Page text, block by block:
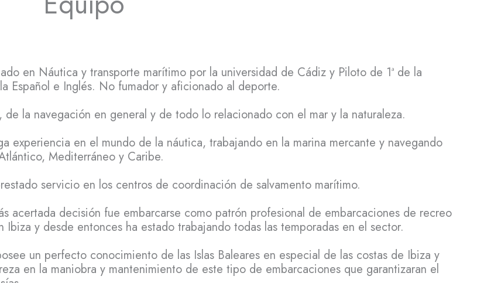
en Náutica y transporte marítimo por la universidad de Cádiz y Piloto de 1ª de la
Español e Inglés. No fumador y aficionado al deporte.
la navegación en general y de todo lo relacionado con el mar y la naturaleza.
experiencia en el mundo de la náutica, trabajando en la marina mercante y navegando
Mediterráneo y Caribe.
servicio en los centros de coordinación de salvamento marítimo.
acertada decisión fue embarcarse como patrón profesional de embarcaciones de recreo
Ibiza y desde entonces ha estado trabajando todas las temporadas en el sector.
un perfecto conocimiento de las Islas Baleares en especial de las costas de Ibiza y
en la maniobra y mantenimiento de este tipo de embarcaciones que garantizaran el